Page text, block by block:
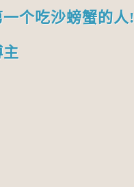
个吃沙螃蟹的人!